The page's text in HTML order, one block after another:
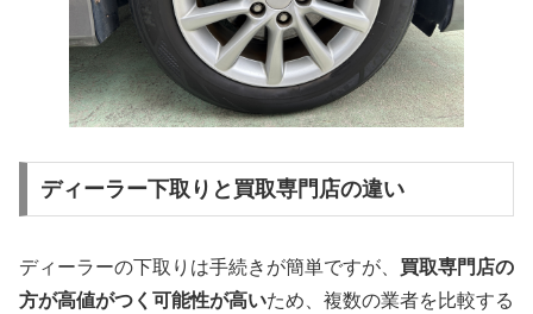
ディーラー下取りと買取専門店の違い
ディーラーの下取りは手続きが簡単ですが、 買取専門店の
方が高値がつく可能性が高いため、複数の業者を比較する